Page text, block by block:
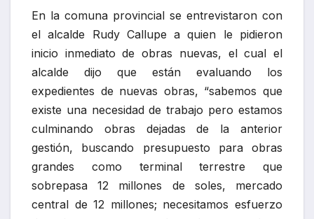
de todos para generar obras de envergadura,
siempre estamos dispuestos al dialogo y
queremos que ustedes trabajen en las
próximas obras” indicó la autoridad edil.
Hora después continuaron con su medida de
protesta en la sede regional al cual también
exigieron el inicio de obras, “hay un pliego
nacional de reclamos que consiste
principalmente en las condiciones de trabajo y
en el respeto a los salarios, de no ser